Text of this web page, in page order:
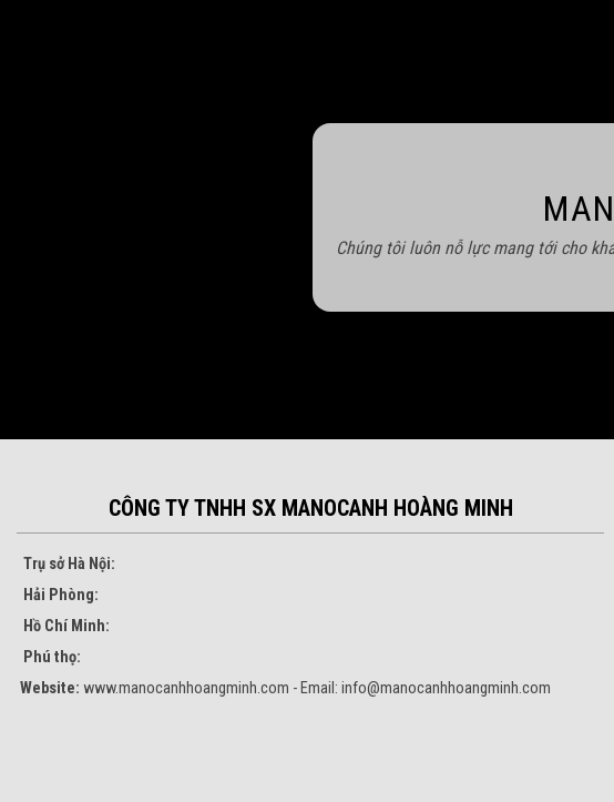
Chúng tôi luôn nỗ lực mang tới cho
CÔNG TY TNHH SX MANOCANH HOÀNG MINH
Trụ sở Hà Nội:
Hải Phòng:
Hồ Chí Minh:
Phú thọ:
Website: www.manocanhhoangminh.com - Email: info@manocanhhoangminh.com